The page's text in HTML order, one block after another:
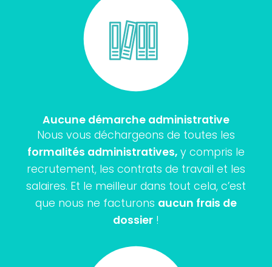
Aucune démarche administrative
Nous vous déchargeons de toutes les
formalités administratives,y compris le
recrutement, les contrats de travail et les
salaires. Et le meilleur dans tout cela, c’est
que nous ne facturons aucun frais de
dossier!